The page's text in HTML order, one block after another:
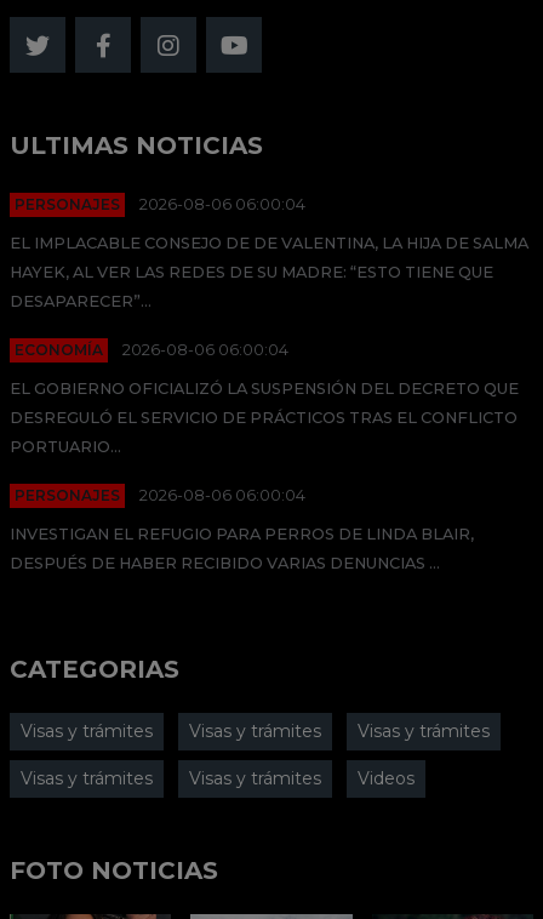
ULTIMAS NOTICIAS
PERSONAJES 2026-08-06 06:00:04
EL IMPLACABLE CONSEJO DE DE VALENTINA, LA HIJA DE SALMA
HAYEK, AL VER LAS REDES DE SU MADRE: “ESTO TIENE QUE
DESAPARECER”...
ECONOMÍA 2026-08-06 06:00:04
EL GOBIERNO OFICIALIZÓ LA SUSPENSIÓN DEL DECRETO QUE
DESREGULÓ EL SERVICIO DE PRÁCTICOS TRAS EL CONFLICTO
PORTUARIO...
PERSONAJES 2026-08-06 06:00:04
INVESTIGAN EL REFUGIO PARA PERROS DE LINDA BLAIR,
DESPUÉS DE HABER RECIBIDO VARIAS DENUNCIAS ...
CATEGORIAS
Visas y trámites Visas y trámites Visas y trámites
Visas y trámites Visas y trámites Videos
FOTO NOTICIAS